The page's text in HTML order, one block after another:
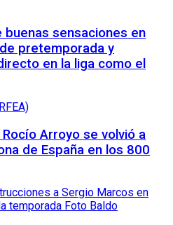
buenas sensaciones en
pretemporada y
en la liga como el
Arroyo se volvió a
de España en los 800